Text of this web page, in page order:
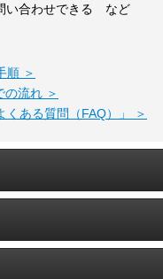
い合わせできる など
順 ＞
の流れ ＞
くある質問（FAQ）」 ＞